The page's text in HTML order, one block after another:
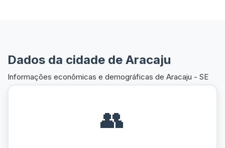
Dados da cidade de Aracaju
Informações econômicas e demográficas de Aracaju - SE
👥